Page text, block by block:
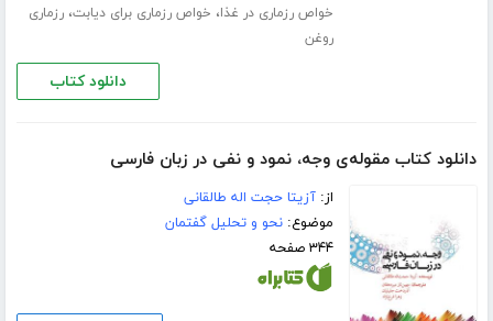
خواص رزماری در غذا، خواص رزماری برای دیابت،رزماری
روغن
دانلود کتاب
دانلود کتاب مقوله‌ی وجه، نمود و نفی در زبان فارسی
از:آزیتا حجت اله طالقانی
موضوع:نحو و تحلیل گفتمان
۳۴۴ صفحه